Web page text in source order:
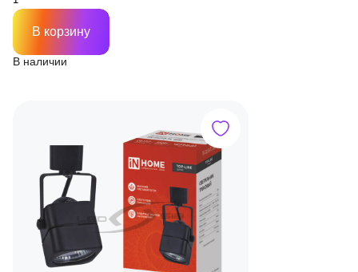
В наличии
В корзину